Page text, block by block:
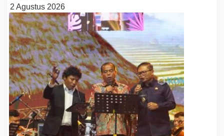
2 Agustus 2026